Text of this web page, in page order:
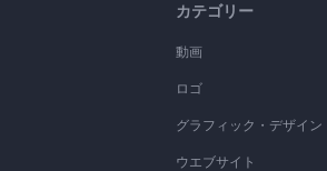
カテゴリー
動画
ロゴ
グラフィック・デザイン
ウエブサイト